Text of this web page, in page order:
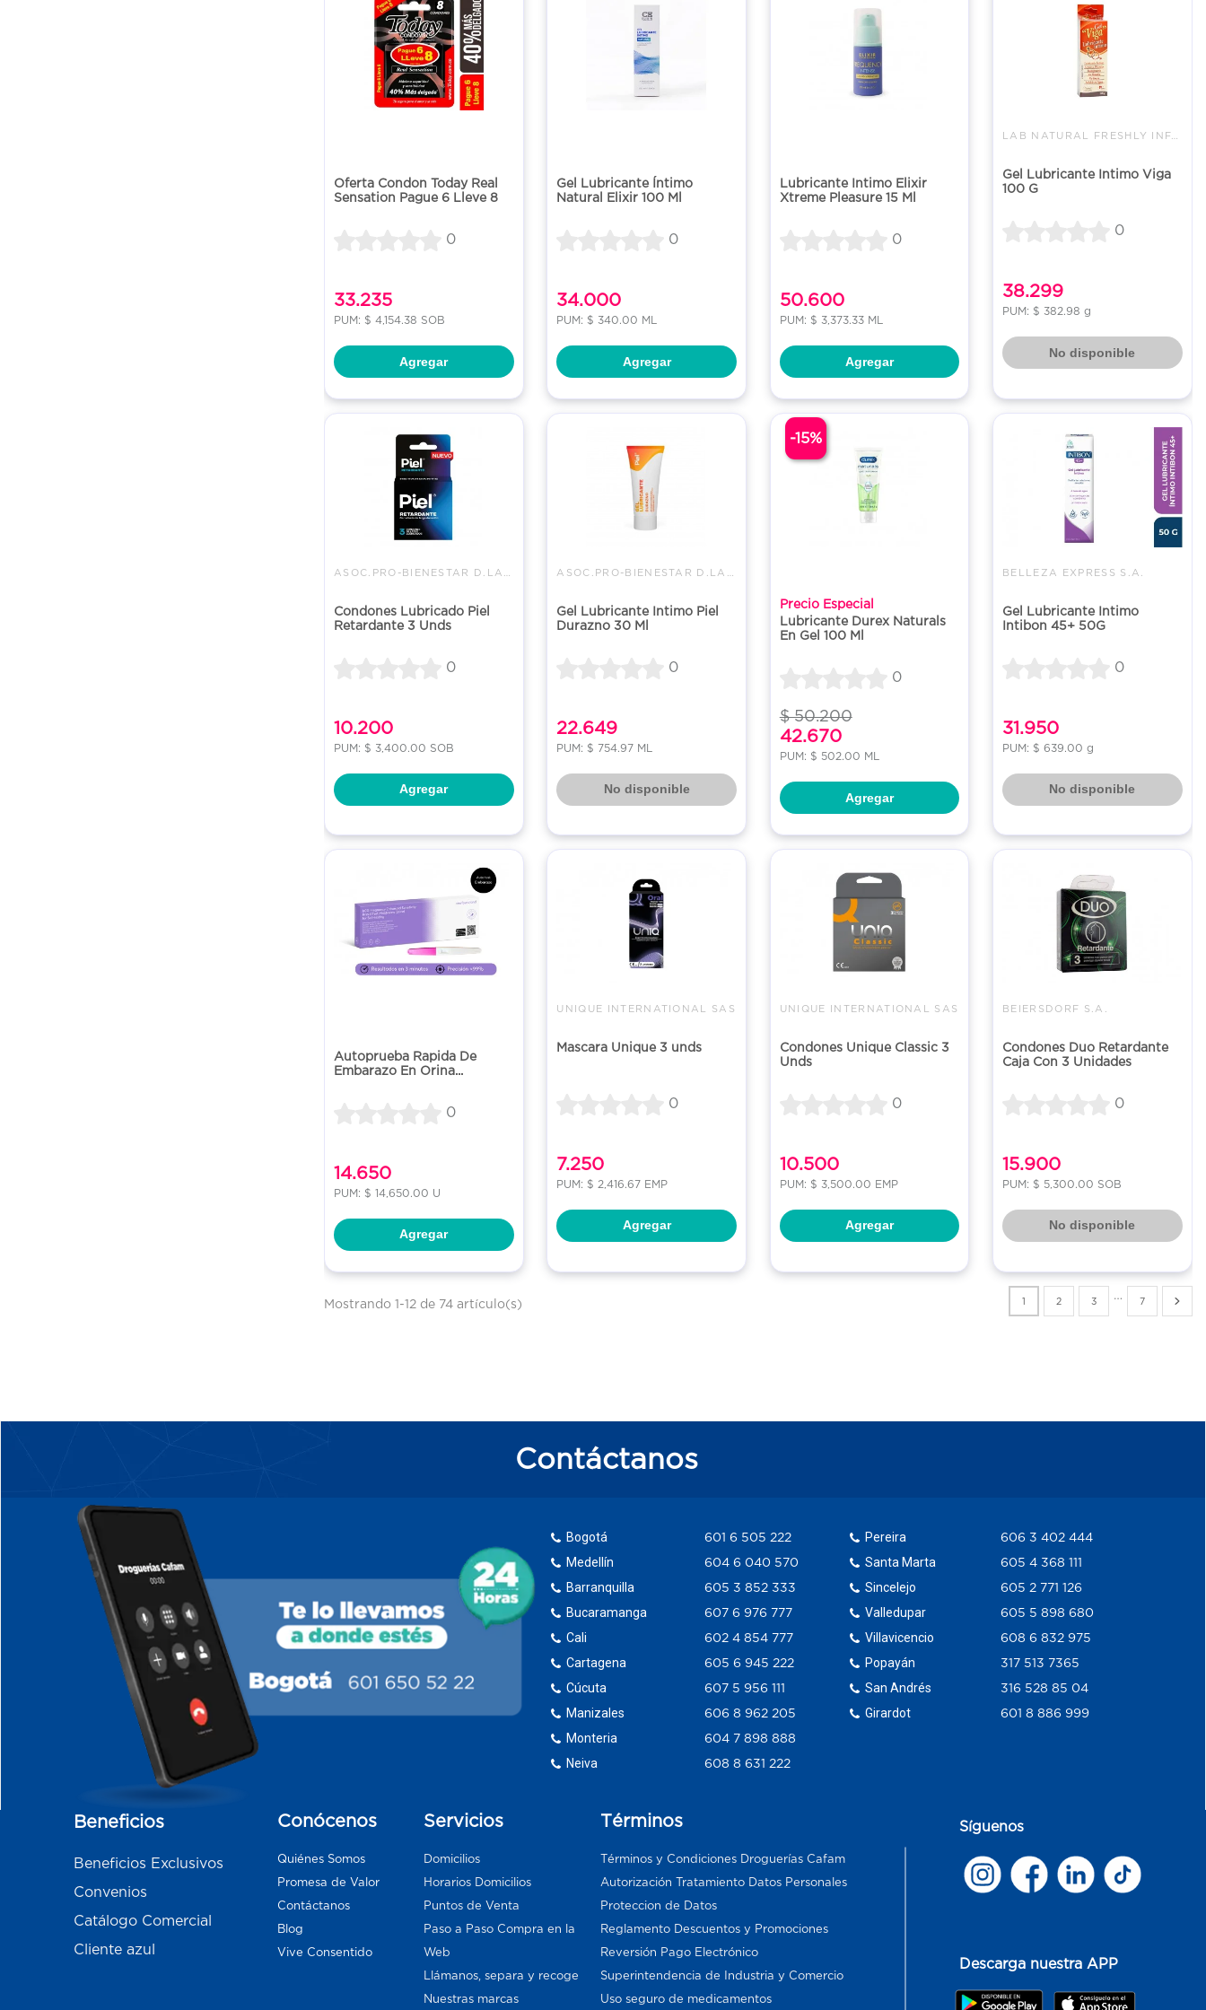
Oferta Condon Today Real
Sensation Pague 6 Lleve 8
0
33.235
PUM: $ 4,154.38 SOB
Agregar
Gel Lubricante Íntimo
Natural Elixir 100 Ml
0
34.000
PUM: $ 340.00 ML
Agregar
Lubricante Intimo Elixir
Xtreme Pleasure 15 Ml
0
50.600
PUM: $ 3,373.33 ML
Agregar
Gel Lubricante Intimo Viga
100 G
0
38.299
PUM: $ 382.98 g
No disponible
Condones Lubricado Piel
Retardante 3 Unds
0
10.200
PUM: $ 3,400.00 SOB
Agregar
Gel Lubricante Intimo Piel
Durazno 30 Ml
0
22.649
PUM: $ 754.97 ML
No disponible
Precio Especial
Lubricante Durex Naturals
En Gel 100 Ml
0
$ 50.200
42.670
PUM: $ 502.00 ML
Agregar
-15%
BELLEZA EXPRESS S.A.
Gel Lubricante Intimo
Intibon 45+ 50G
0
31.950
PUM: $ 639.00 g
No disponible
Autoprueba Rapida De
Embarazo En Orina...
0
14.650
PUM: $ 14,650.00 U
Agregar
UNIQUE INTERNATIONAL SAS
Mascara Unique 3 unds
0
7.250
PUM: $ 2,416.67 EMP
Agregar
UNIQUE INTERNATIONAL SAS
Condones Unique Classic 3
Unds
0
10.500
PUM: $ 3,500.00 EMP
Agregar
BEIERSDORF S.A.
Condones Duo Retardante
Caja Con 3 Unidades
0
15.900
PUM: $ 5,300.00 SOB
No disponible
Mostrando 1-12 de 74 artículo(s) 1 2 3 … 7
Contáctanos
Bogotá
Medellín
Barranquilla
Bucaramanga
Cali
Cartagena
Cúcuta
Manizales
Monteria
Neiva
601 6 505 222
604 6 040 570
605 3 852 333
607 6 976 777
602 4 854 777
605 6 945 222
607 5 956 111
606 8 962 205
604 7 898 888
608 8 631 222
Pereira
Santa Marta
Sincelejo
Valledupar
Villavicencio
Popayán
San Andrés
Girardot
606 3 402 444
605 4 368 111
605 2 771 126
605 5 898 680
608 6 832 975
317 513 7365
316 528 85 04
601 8 886 999
Beneficios
Beneficios Exclusivos
Convenios
Catálogo Comercial
Cliente azul
Conócenos
Quiénes Somos
Promesa de Valor
Contáctanos
Blog
Vive Consentido
Servicios
Domicilios
Horarios Domicilios
Puntos de Venta
Paso a Paso Compra en la
Web
Llámanos, separa y recoge
Nuestras marcas
Términos
Términos y Condiciones Droguerías Cafam
Autorización Tratamiento Datos Personales
Proteccion de Datos
Reglamento Descuentos y Promociones
Reversión Pago Electrónico
Superintendencia de Industria y Comercio
Uso seguro de medicamentos
Síguenos
Descarga nuestra APP